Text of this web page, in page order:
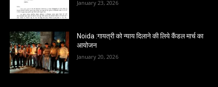
January 23, 2026
Noida :गायत्री को न्याय दिलाने की लिये कैंडल मार्च का
आयोजन
January 20, 2026